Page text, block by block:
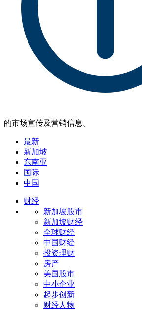
的市场宣传及营销信息。
最新
新加坡
东南亚
国际
中国
财经
新加坡股市
新加坡财经
全球财经
中国财经
投资理财
房产
美国股市
中小企业
起步创新
财经人物